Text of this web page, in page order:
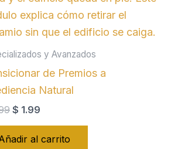
y Avanzados
de Premios a
Natural
El
original
era:
$ 1.99
actual
es:
al carrito